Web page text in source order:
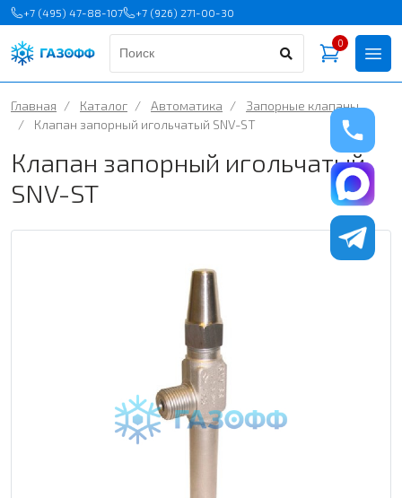
+7 (495) 47-88-107 +7 (926) 271-00-30
0
Главная / Каталог / Автоматика /
Запорные клапаны
/
Клапан запорный игольчатый SNV-ST
Клапан запорный игольчатый
SNV-ST